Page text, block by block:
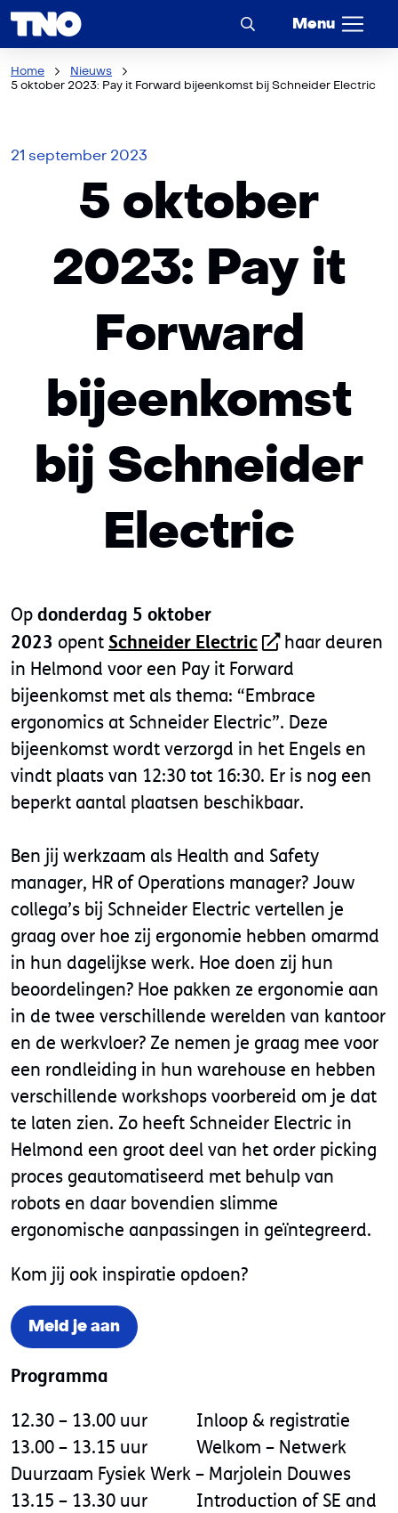
Menu
Home
Nieuws
5 oktober 2023: Pay it Forward bijeenkomst bij Schneider Electric
5 oktober
2023: Pay it
Forward
bijeenkomst
bij Schneider
Electric
21 september 2023
Opdonderdag 5 oktober
2023 opentSchneider Electric
haar deuren
in Helmond voor een Pay it Forward
bijeenkomst met als thema: “Embrace
ergonomics at Schneider Electric”. Deze
bijeenkomst wordt verzorgd in het Engels en
vindt plaats van 12:30 tot 16:30. Er is nog een
beperkt aantal plaatsen beschikbaar.
Ben jij werkzaam als Health and Safety
manager, HR of Operations manager? Jouw
collega’s bij Schneider Electric vertellen je
graag over hoe zij ergonomie hebben omarmd
in hun dagelijkse werk. Hoe doen zij hun
beoordelingen? Hoe pakken ze ergonomie aan
in de twee verschillende werelden van kantoor
en de werkvloer? Ze nemen je graag mee voor
een rondleiding in hun warehouse en hebben
verschillende workshops voorbereid om je dat
te laten zien. Zo heeft Schneider Electric in
Helmond een groot deel van het order picking
proces geautomatiseerd met behulp van
robots en daar bovendien slimme
ergonomische aanpassingen in geïntegreerd.
Kom jij ook inspiratie opdoen?
Meld je aan
Programma
12.30 – 13.00 uur Inloop & registratie
13.00 – 13.15 uur Welkom – Netwerk
Duurzaam Fysiek Werk – Marjolein Douwes
13.15 – 13.30 uur Introduction of SE and